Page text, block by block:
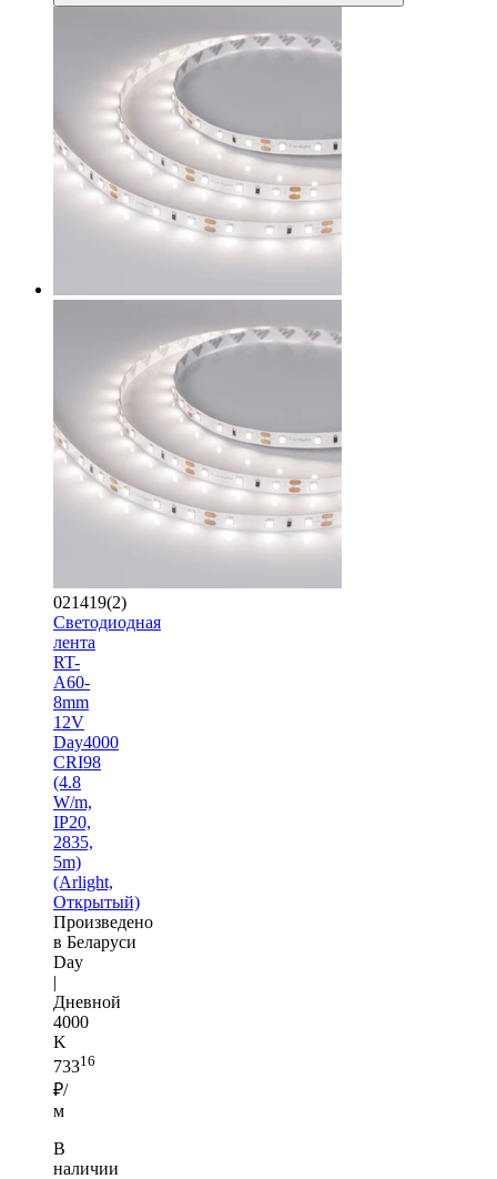
021419(2)
Светодиодная
лента
RT-
A60-
8mm
12V
Day4000
CRI98
(4.8
W/m,
IP20,
2835,
5m)
(Arlight,
Открытый)
Произведено
в Беларуси
Day
|
Дневной
4000
K
73316
₽/
м
В
наличии